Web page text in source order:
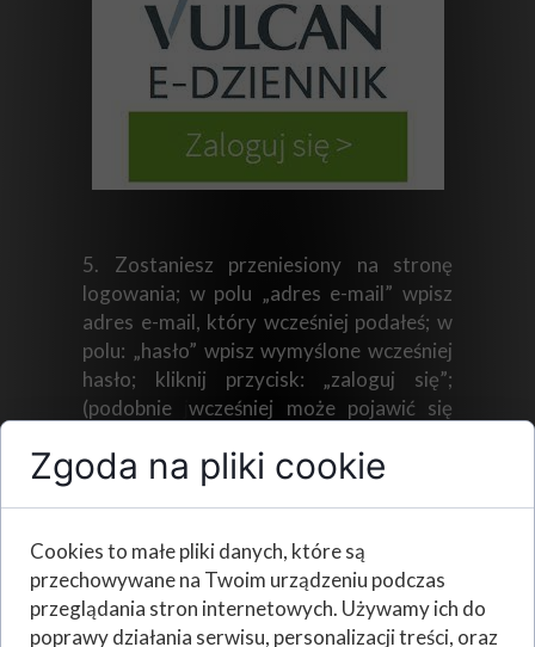
5. Zostaniesz przeniesiony na stronę
logowania; w polu „adres e-mail” wpisz
adres e-mail, który wcześniej podałeś; w
polu: „hasło” wpisz wymyślone wcześniej
hasło; kliknij przycisk: „zaloguj się”;
(podobnie jwcześniej może pojawić się
6. Pojawisz się na stronie e-dziennika;
znajdziesz tam skrót najważniejszych
informacji; aby uzyskać więcej
wiadomości o swoim dziecku naciśnij
ikonę: „UCZEŃ”.
Zgoda na pliki cookie
Cookies to małe pliki danych, które są
przechowywane na Twoim urządzeniu podczas
przeglądania stron internetowych. Używamy ich do
poprawy działania serwisu, personalizacji treści, oraz